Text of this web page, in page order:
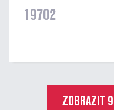
nalepit štítek s potiskem
19702
ZOBRAZIT